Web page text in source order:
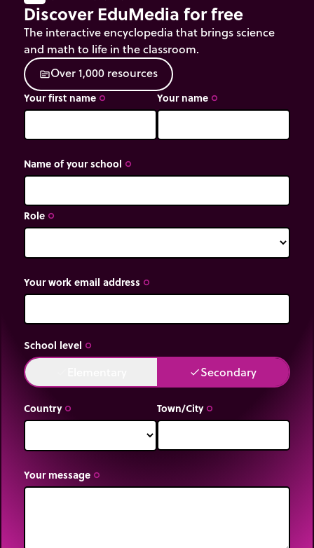
Discover EduMedia for free
The interactive encyclopedia that brings science
and math to life in the classroom.
sourceOver1,000 resources
Your first name trip_origin Your name trip_origin
Name of your school trip_origin
Role trip_origin
Your work email address trip_origin
School level trip_origin
doneSecondary
Country trip_origin Town/City trip_origin
Your message trip_origin